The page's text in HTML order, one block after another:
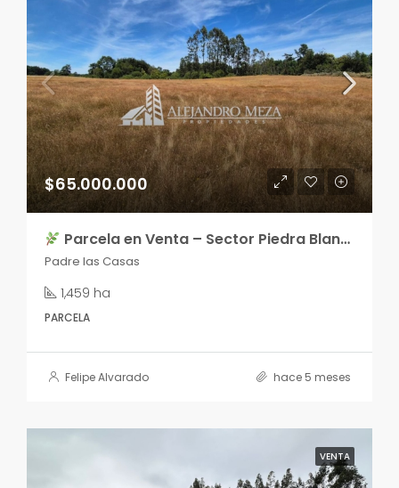
$65.000.000
Parcela en Venta – Sector Piedra Blanca, Huichahue
Padre las Casas
1,459 ha
PARCELA
Felipe Alvarado hace 5 meses
VENTA